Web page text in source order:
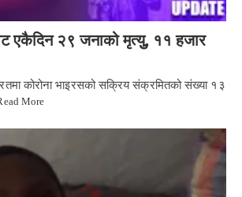
एकैदिन २९ जनाको मृत्युु, ११ हजार
कोरोना भाइरसको सक्रिय संक्रमितको संख्या १३
More